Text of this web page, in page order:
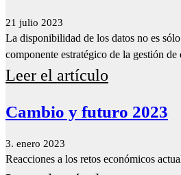
21 julio 2023
La disponibilidad de los datos no es
componente estratégico de la gestión de
Leer el artículo
Cambio y futuro 2023
3. enero 2023
Reacciones a los retos económicos